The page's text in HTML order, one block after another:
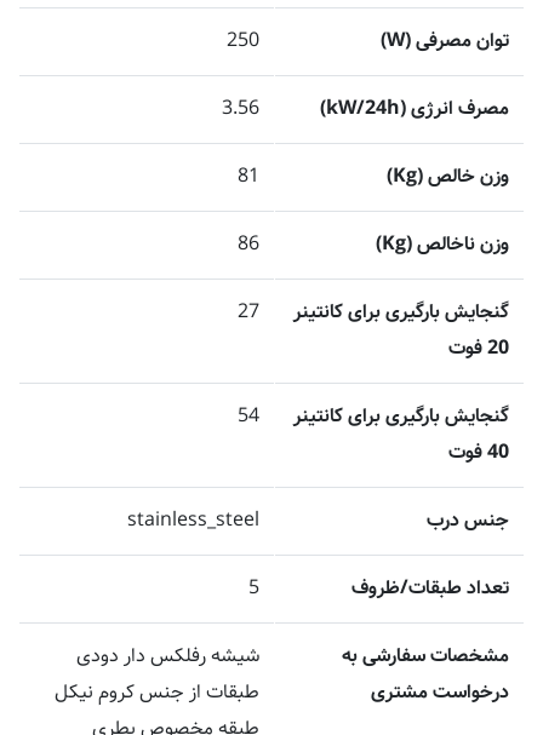
توان مصرفی (W) 250
مصرف انرژی (kW/24h) 3.56
وزن خالص (Kg) 81
وزن ناخالص (Kg) 86
گنجایش بارگیری برای کانتینر
20 فوت
27
گنجایش بارگیری برای کانتینر
40 فوت
54
جنس درب stainless_steel
تعداد طبقات/ظروف 5
مشخصات سفارشی به
درخواست مشتری
شیشه رفلکس دار دودی
طبقات از جنس کروم نیکل
طبقه مخصوص بطری